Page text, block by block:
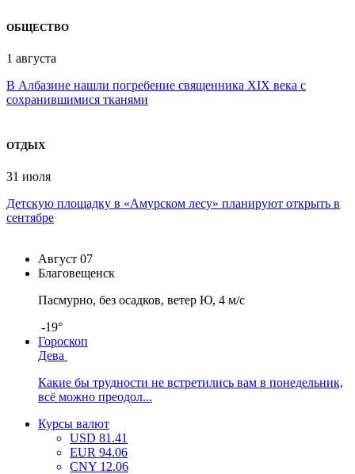
ОБЩЕСТВО
1 августа
В Албазине нашли погребение священника XIX века с
сохранившимися тканями
ОТДЫХ
31 июля
Детскую площадку в «Амурском лесу» планируют открыть в
сентябре
Август 07
Благовещенск
Пасмурно, без осадков, ветер Ю, 4 м/с
-19°
Гороскоп
Дева
Какие бы трудности не встретились вам в понедельник,
всё можно преодол...
Курсы валют
USD 81.41
EUR 94.06
CNY 12.06